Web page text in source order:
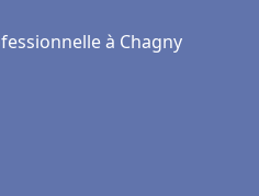
à Chagny